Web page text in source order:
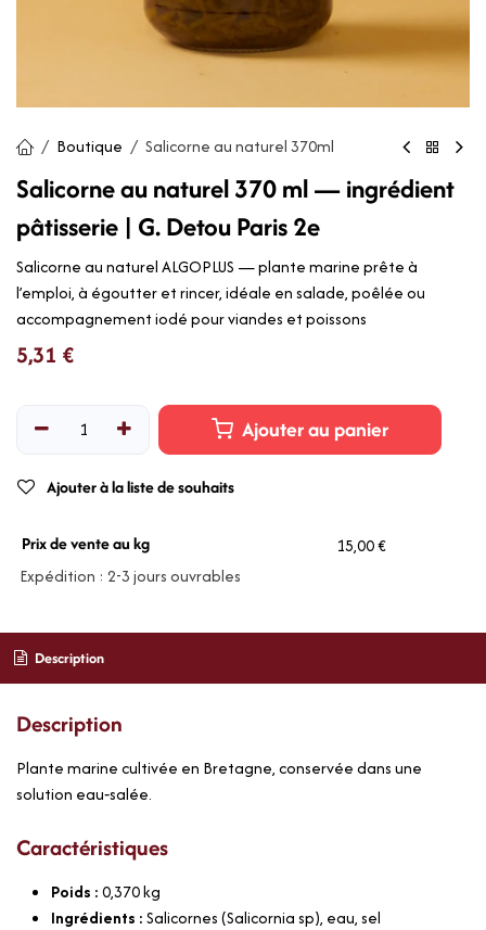
Boutique Salicorne au naturel 370ml
Salicorne au naturel 370 ml — ingrédient
pâtisserie | G. Detou Paris 2e
Salicorne au naturel ALGOPLUS — plante marine prête à
l’emploi, à égoutter et rincer, idéale en salade, poêlée ou
accompagnement iodé pour viandes et poissons
5,31 €
Ajouter au panier
Ajouter à la liste de souhaits
Prix de vente au kg
15,00 €
Expédition : 2-3 jours ouvrables
Description
Description
Plante marine cultivée en Bretagne, conservée dans une
solution eau‑salée.
Caractéristiques
Poids :0,370kg
Ingrédients :Salicornes (Salicornia sp), eau, sel